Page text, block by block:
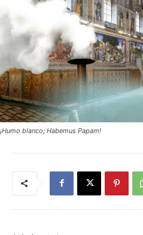
¡Humo blanco; Habemus Papam!